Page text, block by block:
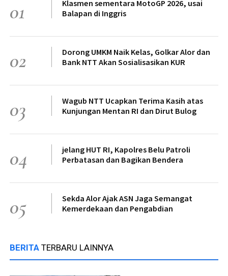
01
Klasmen sementara MotoGP 2026, usai
Balapan di Inggris
02
Dorong UMKM Naik Kelas, Golkar Alor dan
Bank NTT Akan Sosialisasikan KUR
03
Wagub NTT Ucapkan Terima Kasih atas
Kunjungan Mentan RI dan Dirut Bulog
04
jelang HUT RI, Kapolres Belu Patroli
Perbatasan dan Bagikan Bendera
05
Sekda Alor Ajak ASN Jaga Semangat
Kemerdekaan dan Pengabdian
BERITA TERBARU LAINNYA